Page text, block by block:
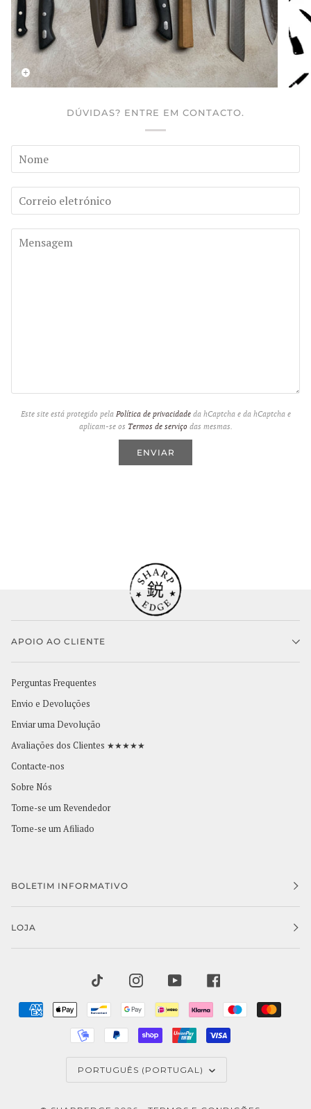
DÚVIDAS? ENTRE EM CONTACTO.
Este site está protegido pela Política de privacidadeda hCaptcha e da hCaptcha e
aplicam-se os Termos de serviço das mesmas.
ENVIAR
APOIO AO CLIENTE
Perguntas Frequentes
Envio e Devoluções
Enviar uma Devolução
Avaliações dos Clientes ★★★★★
Contacte-nos
Sobre Nós
Torne-se um Revendedor
Torne-se um Afiliado
BOLETIM INFORMATIVO
LOJA
TIKTOK INSTAGRAMYOUTUBE
AMERICANAPPLE
BANCONTACT
GOOGLEIDEAL KLARNA MAESTRO
MOBILEPAY
PAYPAL
SHOPIFY UNIONPAY
IDIOMA
PORTUGUÊS (PORTUGAL)